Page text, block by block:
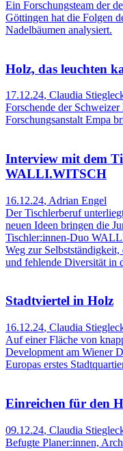
Ein Forschungsteam der
Göttingen hat die Folgen
Nadelbäumen analysiert.
Holz, das leuchten
17.12.24, Claudia
Forschende der
Forschungsanstalt Empa
Interview mit dem
WALLI.WITSCH
16.12.24, Adrian Engel
Der Tischlerberuf
neuen Ideen bringen die
Tischler:innen-Duo
Weg zur
und fehlende Diversität in
Stadtviertel in Holz
16.12.24, Claudia
Auf einer Fläche von
Development am Wiener
Europas erstes
Einreichen für den
09.12.24, Claudia
Befugte Planer:innen,